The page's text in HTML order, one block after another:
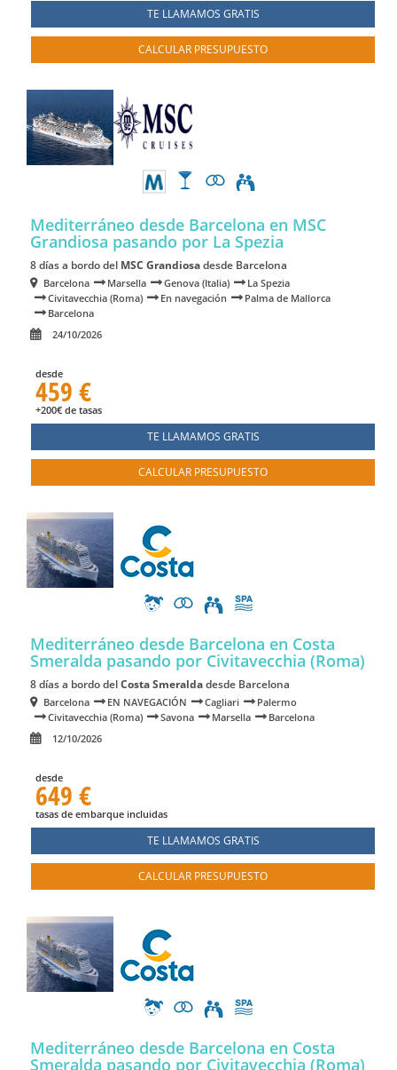
TE LLAMAMOS GRATIS
CALCULAR PRESUPUESTO
Mediterráneo desde Barcelona en MSC
Grandiosa pasando por La Spezia
8 días a bordo del MSC Grandiosadesde Barcelona
Barcelona Marsella Genova (Italia)
La Spezia
Civitavecchia (Roma)
En navegación
Palma de Mallorca
Barcelona
24/10/2026
desde
459 €
+200€ de tasas
TE LLAMAMOS GRATIS
CALCULAR PRESUPUESTO
Mediterráneo desde Barcelona en Costa
Smeralda pasando por Civitavecchia (Roma)
8 días a bordo delCosta Smeraldadesde Barcelona
Barcelona EN NAVEGACIÓN Cagliari
Palermo
Civitavecchia (Roma)
Savona Marsella
Barcelona
12/10/2026
desde
649 €
tasas de embarque incluidas
TE LLAMAMOS GRATIS
CALCULAR PRESUPUESTO
Mediterráneo desde Barcelona en Costa
Smeralda pasando por Civitavecchia (Roma)